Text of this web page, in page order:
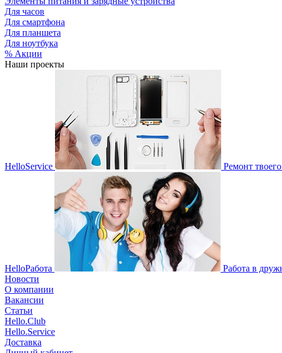
Для часов
Для смартфона
Для планшета
Для ноутбука
% Акции
Наши проекты
HelloService Ремонт
HelloРабота
Работа в
Новости
О компании
Вакансии
Статьи
Hello.Club
Hello.Service
Доставка